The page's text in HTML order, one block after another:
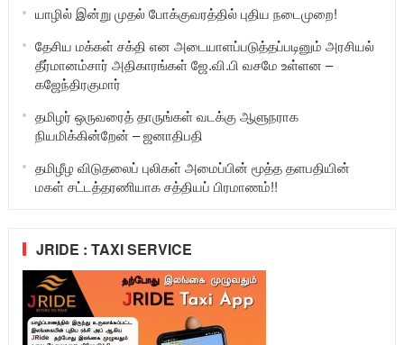
யாழில் இன்று முதல் போக்குவரத்தில் புதிய நடைமுறை!
தேசிய மக்கள் சக்தி என அடையாளப்படுத்தப்படினும் அரசியல்
தீர்மானம்சார் அதிகாரங்கள் ஜே.வி.பி வசமே உள்ளன –
கஜேந்திரகுமார்
தமிழர் ஒருவரைத் தாருங்கள் வடக்கு ஆளுநராக
நியமிக்கின்றேன் – ஜனாதிபதி
தமிழீழ விடுதலைப் புலிகள் அமைப்பின் மூத்த தளபதியின்
மகள் சட்டத்தரணியாக சத்தியப் பிரமாணம்!!
JRIDE : TAXI SERVICE